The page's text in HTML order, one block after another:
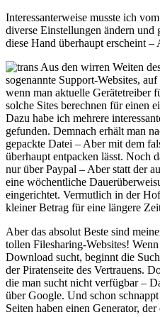
Interessanterweise musste ich
diverse Einstellungen ändern und
diese Hand überhaupt erscheint
sogenannte Support-Websites,
wenn man aktuelle Gerätetreiber
solche Sites berechnen für einen
Dazu habe ich mehrere
gefunden. Demnach erhält man
gepackte Datei – Aber mit dem
überhaupt entpacken lässt. Noch
nur über Paypal – Aber statt der
eine wöchentliche
eingerichtet. Vermutlich in der
kleiner Betrag für eine längere
Aber das absolut Beste sind
tollen Filesharing-Websites!
Download sucht, beginnt die
der Piratenseite des Vertrauens.
die man sucht nicht verfügbar –
über Google. Und schon
Seiten haben einen Generator,